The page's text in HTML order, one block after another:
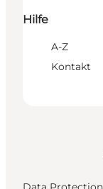
Hilfe
A-Z
Kontakt